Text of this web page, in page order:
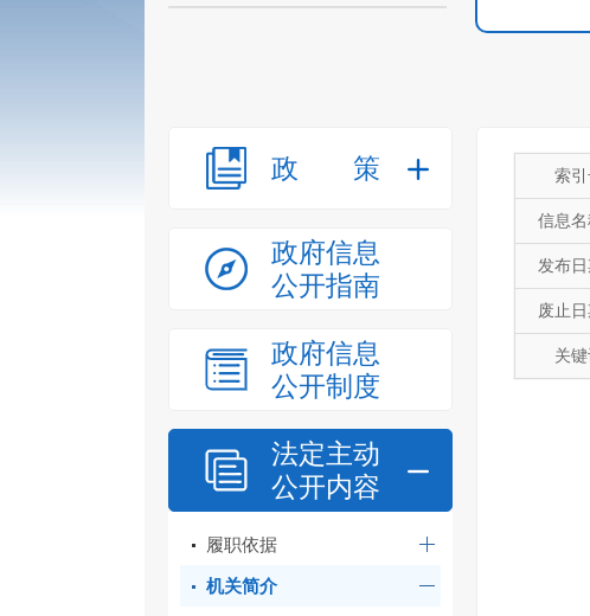
政策
政府信息
公开指南
政府信息
公开制度
法定主动
公开内容
履职依据
机关简介
索引
信息名
发布日
废止日
关键